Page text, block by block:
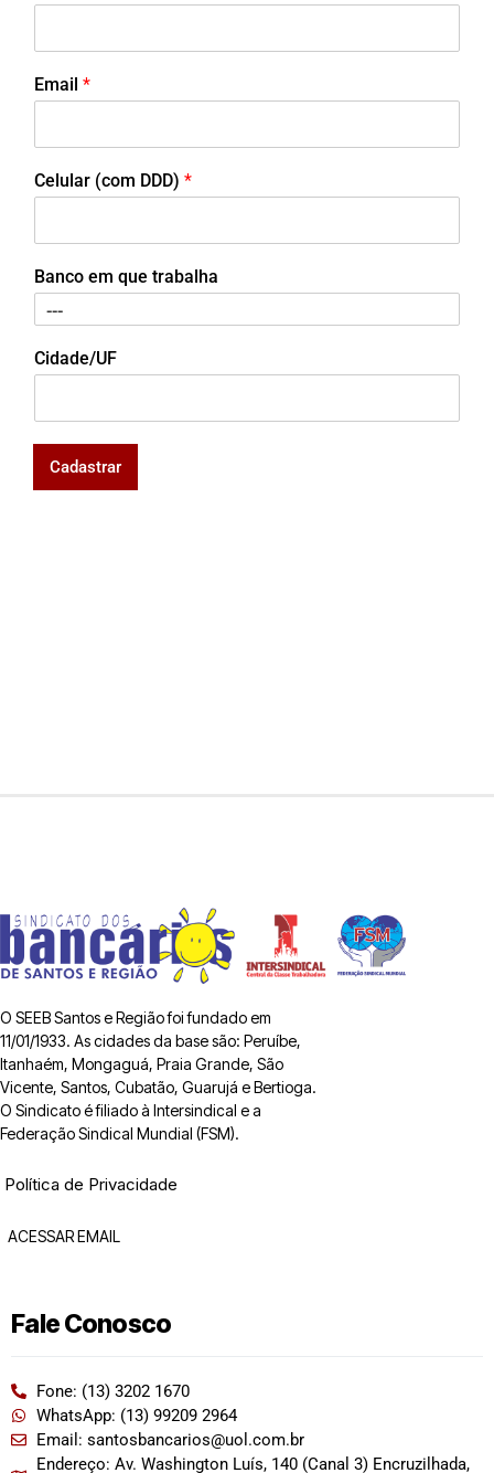
Email *
Celular (com DDD) *
Banco em que trabalha
Cidade/UF
Cadastrar
O SEEB Santos e Região foi fundado em
11/01/1933. As cidades da base são: Peruíbe,
Itanhaém, Mongaguá, Praia Grande, São
Vicente, Santos, Cubatão, Guarujá e Bertioga.
O Sindicato é filiado à Intersindical e a
Federação Sindical Mundial (FSM).
Política de Privacidade
ACESSAR EMAIL
Fale Conosco
Fone: (13) 3202 1670
WhatsApp: (13) 99209 2964
Email: santosbancarios@uol.com.br
Endereço: Av. Washington Luís, 140 (Canal 3) Encruzilhada,